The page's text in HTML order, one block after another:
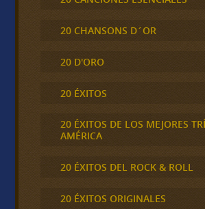
20 CHANSONS D´OR
20 D'ORO
20 ÉXITOS
20 ÉXITOS DE LOS MEJORES
AMÉRICA
20 ÉXITOS DEL ROCK & ROLL
20 ÉXITOS ORIGINALES